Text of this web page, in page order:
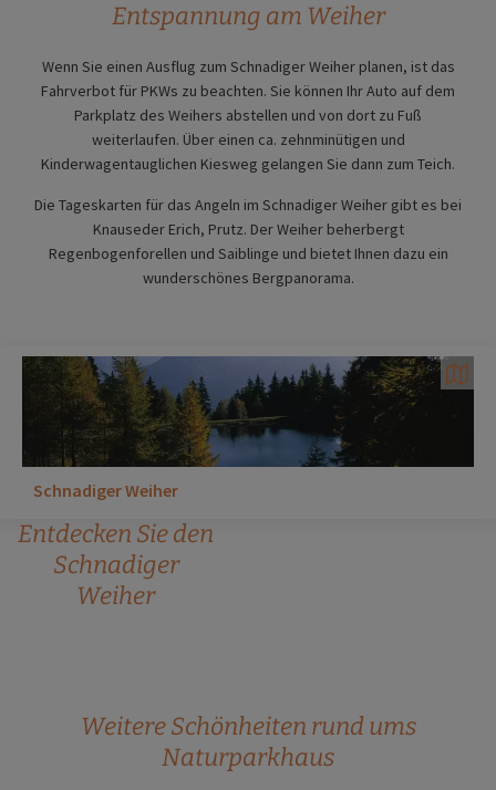
Entspannung am Weiher
Wenn Sie einen Ausflug zum Schnadiger Weiher planen, ist das
Fahrverbot für PKWs zu beachten. Sie können Ihr Auto auf dem
Parkplatz des Weihers abstellen und von dort zu Fuß
weiterlaufen. Über einen ca. zehnminütigen und
Kinderwagentauglichen Kiesweg gelangen Sie dann zum Teich.
Die Tageskarten für das Angeln im Schnadiger Weiher gibt es bei
Knauseder Erich, Prutz. Der Weiher beherbergt
Regenbogenforellen und Saiblinge und bietet Ihnen dazu ein
wunderschönes Bergpanorama.
Schnadiger Weiher
Entdecken Sie den
Schnadiger
Weiher
Weitere Schönheiten rund ums
Naturparkhaus